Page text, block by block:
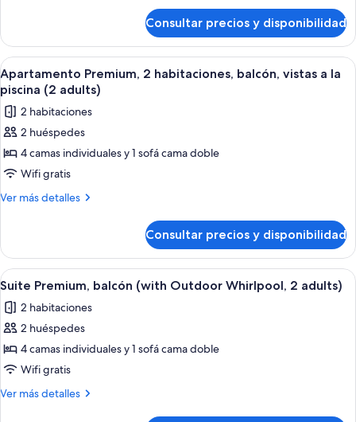
Terrace,
2
adults)
Premium,
habitaciones
(with
Terrace,
2
adults)
Consultar precios y disponibilidad
Abrir
todas
las
fotos
de
Apartamento
Premium,
2
vistas
a
la
piscina
(2
adults)
Habitación de hotel moderna con
7
Apartamento Premium, 2 habitaciones, balcón, vistas a la
piscina (2 adults)
2 habitaciones
2 huéspedes
4 camas individuales y 1 sofá cama doble
Wifi gratis
Ver más detalles
Más
Premium,
habitaciones,
vistas
piscina
(2
Consultar precios y disponibilidad
Abrir
todas
las
fotos
de
Suite
Premium,
Un dormitorio con cama, mesitas de
9
Suite Premium, balcón (with Outdoor Whirlpool, 2 adults)
2 habitaciones
2 huéspedes
4 camas individuales y 1 sofá cama doble
Wifi gratis
Ver más detalles
Más